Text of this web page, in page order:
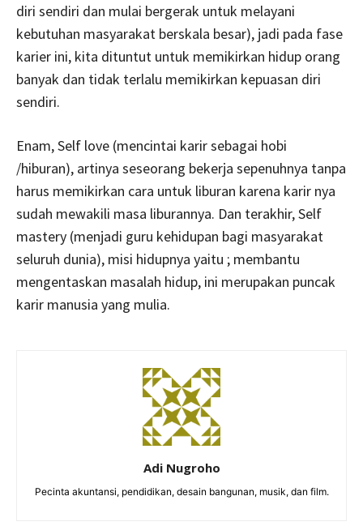
diri sendiri dan mulai bergerak untuk melayani
kebutuhan masyarakat berskala besar), jadi pada fase
karier ini, kita dituntut untuk memikirkan hidup orang
banyak dan tidak terlalu memikirkan kepuasan diri
sendiri.
Enam, Self love (mencintai karir sebagai hobi
/hiburan), artinya seseorang bekerja sepenuhnya tanpa
harus memikirkan cara untuk liburan karena karir nya
sudah mewakili masa liburannya. Dan terakhir, Self
mastery (menjadi guru kehidupan bagi masyarakat
seluruh dunia), misi hidupnya yaitu ; membantu
mengentaskan masalah hidup, ini merupakan puncak
karir manusia yang mulia.
Adi Nugroho
Pecinta akuntansi, pendidikan, desain bangunan, musik, dan film.